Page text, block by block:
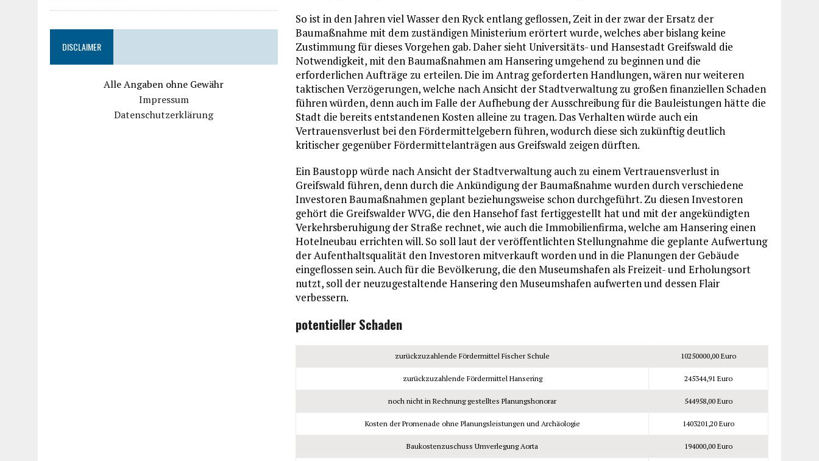
So ist in den Jahren viel Wasser den Ryck entlang geflossen, Zeit in der zwar der Ersatz der
Baumaßnahme mit dem zuständigen Ministerium erörtert wurde, welches aber bislang keine
Zustimmung für dieses Vorgehen gab. Daher sieht Universitäts- und Hansestadt Greifswald die
Notwendigkeit, mit den Baumaßnahmen am Hansering umgehend zu beginnen und die
erforderlichen Aufträge zu erteilen. Die im Antrag geforderten Handlungen, wären nur weiteren
taktischen Verzögerungen, welche nach Ansicht der Stadtverwaltung zu großen finanziellen Schaden
führen würden, denn auch im Falle der Aufhebung der Ausschreibung für die Bauleistungen hätte die
Stadt die bereits entstandenen Kosten alleine zu tragen. Das Verhalten würde auch ein
Vertrauensverlust bei den Fördermittelgebern führen, wodurch diese sich zukünftig deutlich
kritischer gegenüber Fördermittelanträgen aus Greifswald zeigen dürften.
Ein Baustopp würde nach Ansicht der Stadtverwaltung auch zu einem Vertrauensverlust in
Greifswald führen, denn durch die Ankündigung der Baumaßnahme wurden durch verschiedene
Investoren Baumaßnahmen geplant beziehungsweise schon durchgeführt. Zu diesen Investoren
gehört die Greifswalder WVG, die den Hansehof fast fertiggestellt hat und mit der angekündigten
Verkehrsberuhigung der Straße rechnet, wie auch die Immobilienfirma, welche am Hansering einen
Hotelneubau errichten will. So soll laut der veröffentlichten Stellungnahme die geplante Aufwertung
der Aufenthaltsqualität den Investoren mitverkauft worden und in die Planungen der Gebäude
eingeflossen sein. Auch für die Bevölkerung, die den Museumshafen als Freizeit- und Erholungsort
nutzt, soll der neuzugestaltende Hansering den Museumshafen aufwerten und dessen Flair
verbessern.
potentieller Schaden
zurückzuzahlende Fördermittel Fischer Schule 10250000,00 Euro
zurückzuzahlende Fördermittel Hansering 245344,91 Euro
noch nicht in Rechnung gestelltes Planungshonorar 544958,00 Euro
Kosten der Promenade ohne Planungsleistungen und Archäologie 1403201,20 Euro
Baukostenzuschuss Umverlegung Aorta 194000,00 Euro
DISCLAIMER
Alle Angaben ohne Gewähr
Impressum
Datenschutzerklärung